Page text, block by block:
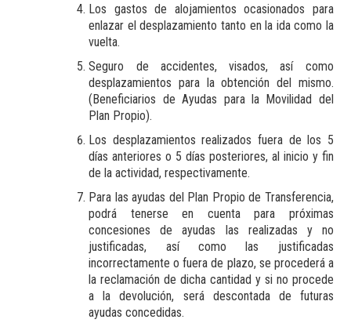
Los gastos de alojamientos ocasionados para
enlazar el desplazamiento tanto en la ida como la
vuelta.
Seguro de accidentes, visados, así como
desplazamientos para la obtención del mismo.
(Beneficiarios de Ayudas para la Movilidad del
Plan Propio).
Los desplazamientos realizados fuera de los 5
días anteriores o 5 días posteriores, al inicio y fin
de la actividad, respectivamente.
Para las ayudas del Plan Propio de Transferencia,
podrá tenerse en cuenta para próximas
concesiones de ayudas las realizadas y no
justificadas, así como las justificadas
incorrectamente o fuera de plazo, se procederá a
la reclamación de dicha cantidad y si no procede
a la devolución, será descontada de futuras
ayudas concedidas.